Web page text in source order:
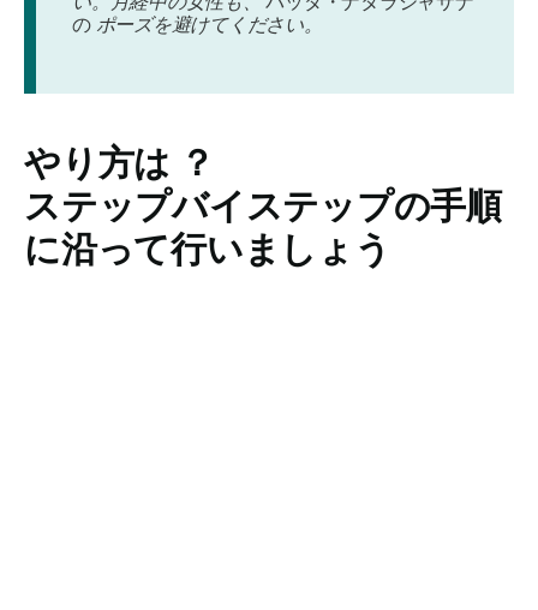
の ポーズを避けてください。
やり方は ？
ステップバイステップの手順
に沿って行いましょう